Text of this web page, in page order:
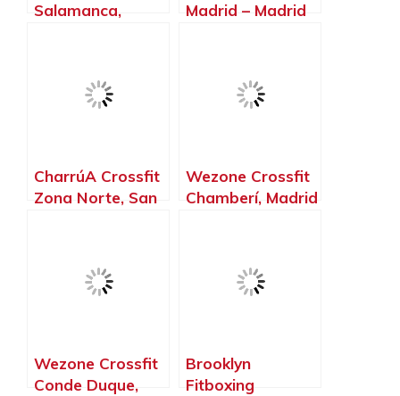
Salamanca,
Madrid – Madrid
CharrúA Crossfit
Zona Norte, San
Wezone Crossfit
Chamberí, Madrid
Wezone Crossfit
Conde Duque,
Brooklyn
Fitboxing